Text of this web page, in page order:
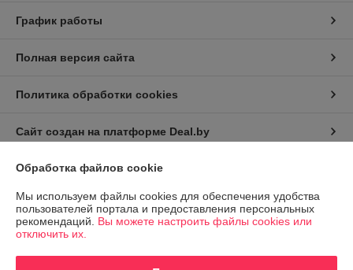
График работы
Полная версия сайта
Политика обработки cookies
Сайт создан на платформе Deal.by
Юридическое лицо:Частное торговое унитарное предприятие "Альфа
Минск ул. Масюковщина д. 25а-4
Обработка файлов cookie
Мы используем файлы cookies для обеспечения удобства
пользователей портала и предоставления персональных
рекомендаций. Вы можете настроить файлы cookies или
отключить их.